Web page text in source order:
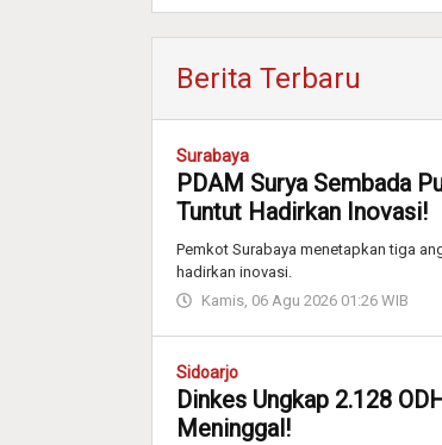
Berita Terbaru
Surabaya
PDAM Surya Sembada
Tuntut Hadirkan Inovasi!
Pemkot Surabaya menetapkan tiga
hadirkan inovasi.
Kamis, 06 Agu 2026 01:26 WIB
Sidoarjo
Dinkes Ungkap 2.128
Meninggal!